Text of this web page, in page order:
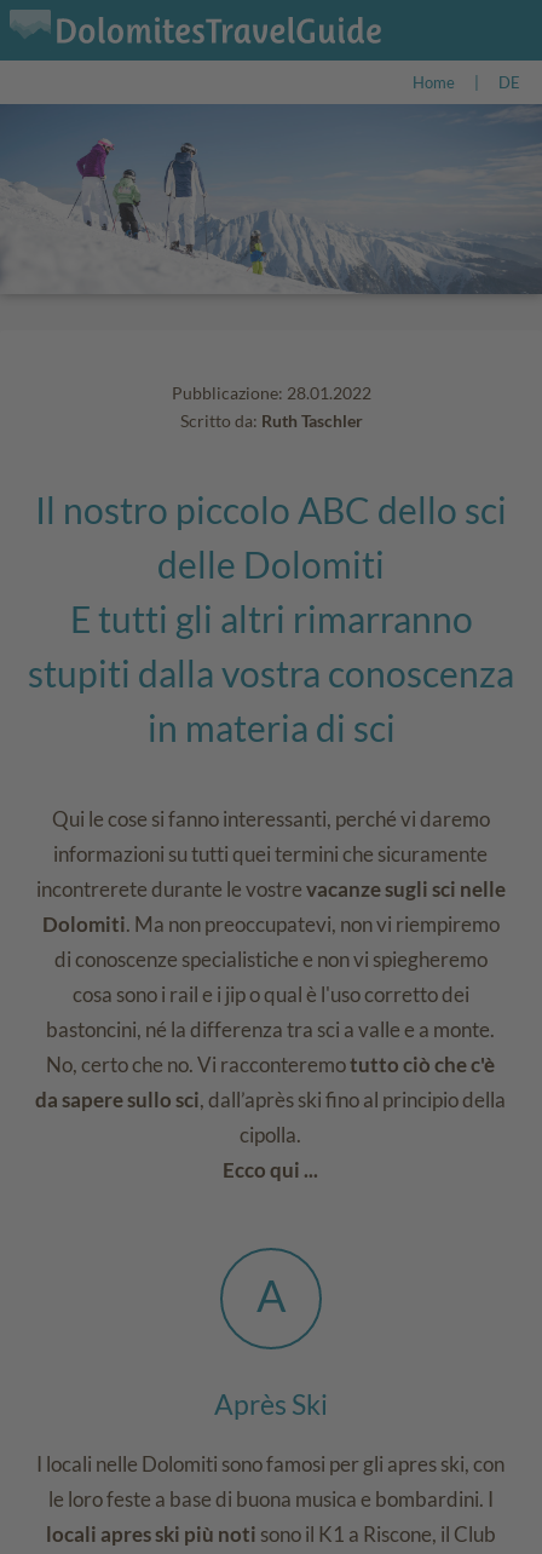
Home DE
Pubblicazione: 28.01.2022
Scritto da: Ruth Taschler
Il nostro piccolo ABC dello sci
delle Dolomiti
E tutti gli altri rimarranno
stupiti dalla vostra conoscenza
in materia di sci
Qui le cose si fanno interessanti, perché vi daremo
informazioni su tutti quei termini che sicuramente
incontrerete durante le vostrevacanze sugli sci nelle
Dolomiti. Ma non preoccupatevi, non vi riempiremo
di conoscenze specialistiche e non vi spiegheremo
cosa sono i rail e i jip o qual è l'uso corretto dei
bastoncini, né la differenza tra sci a valle e a monte.
No, certo che no. Vi racconteremotutto ciò che c'è
da sapere sullo sci, dall’après ski fino al principio della
cipolla.
Ecco qui ...
A
Après Ski
I locali nelle Dolomiti sono famosi per gli apres ski, con
le loro feste a base di buona musica e bombardini. I
locali apres ski più noti sono il K1 a Riscone, il Club